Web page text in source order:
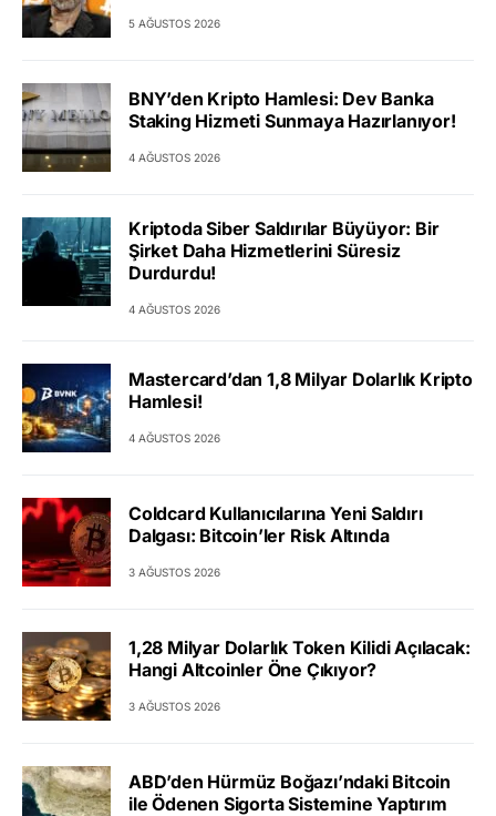
5 AĞUSTOS 2026
BNY’den Kripto Hamlesi: Dev Banka
Staking Hizmeti Sunmaya Hazırlanıyor!
4 AĞUSTOS 2026
Kriptoda Siber Saldırılar Büyüyor: Bir
Şirket Daha Hizmetlerini Süresiz
Durdurdu!
4 AĞUSTOS 2026
Mastercard’dan 1,8 Milyar Dolarlık Kripto
Hamlesi!
4 AĞUSTOS 2026
Coldcard Kullanıcılarına Yeni Saldırı
Dalgası: Bitcoin’ler Risk Altında
3 AĞUSTOS 2026
1,28 Milyar Dolarlık Token Kilidi Açılacak:
Hangi Altcoinler Öne Çıkıyor?
3 AĞUSTOS 2026
ABD’den Hürmüz Boğazı’ndaki Bitcoin
ile Ödenen Sigorta Sistemine Yaptırım